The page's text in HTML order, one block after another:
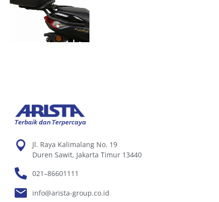
Jl. Raya Kalimalang No. 19
Duren Sawit, Jakarta Timur 13440
021–86601111
info@arista-group.co.id